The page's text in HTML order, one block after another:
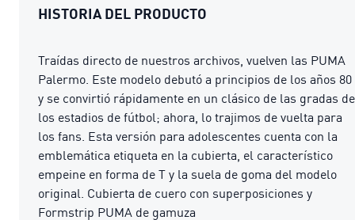
HISTORIA DEL PRODUCTO
Traídas directo de nuestros archivos, vuelven las PUMA
Palermo. Este modelo debutó a principios de los años 80
y se convirtió rápidamente en un clásico de las gradas de
los estadios de fútbol; ahora, lo trajimos de vuelta para
los fans. Esta versión para adolescentes cuenta con la
emblemática etiqueta en la cubierta, el característico
empeine en forma de T y la suela de goma del modelo
original. Cubierta de cuero con superposiciones y
Formstrip PUMA de gamuza